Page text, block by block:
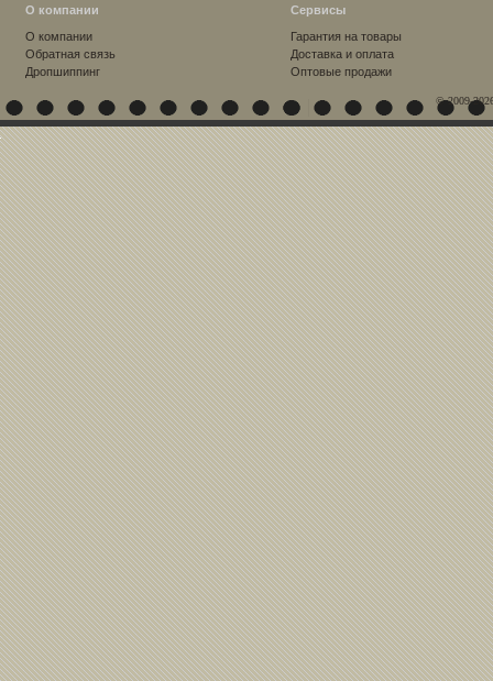
О компании
О компании
Обратная связь
Дропшиппинг
Сервисы
Гарантия на товары
Доставка и оплата
Оптовые продажи
© 2009-